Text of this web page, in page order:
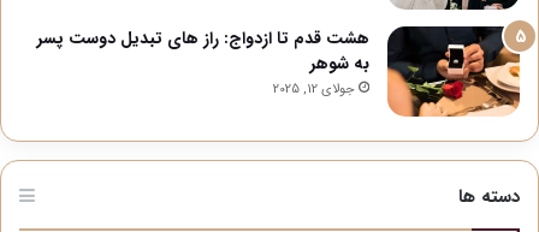
هشت قدم تا ازدواج: راز های تبدیل دوست پسر
به شوهر
جولای 12, 2025
دسته ها